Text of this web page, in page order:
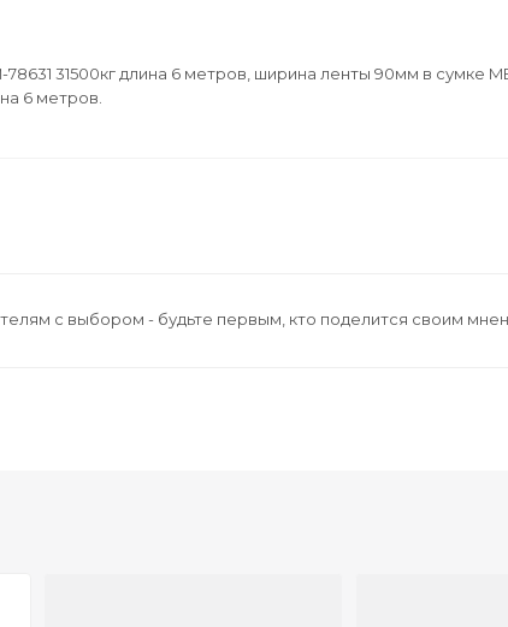
31500кг длина 6 метров, ширина ленты 90мм в сумке
6 метров.
с выбором - будьте первым, кто поделится своим